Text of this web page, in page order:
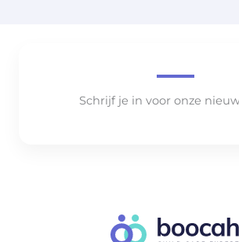
Schrijf je in voor onze